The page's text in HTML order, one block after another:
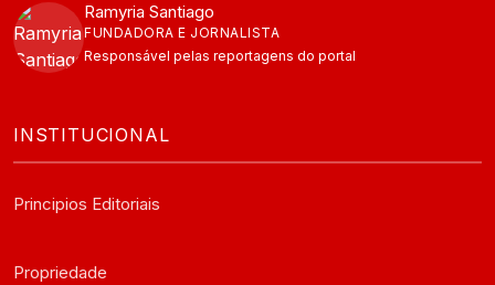
Ramyria Santiago
FUNDADORA E JORNALISTA
Responsável pelas reportagens do portal
INSTITUCIONAL
Principios Editoriais
Propriedade